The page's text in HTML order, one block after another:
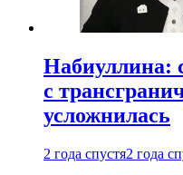
Набиуллина:
с
усложнилась
2 года спустя2 года